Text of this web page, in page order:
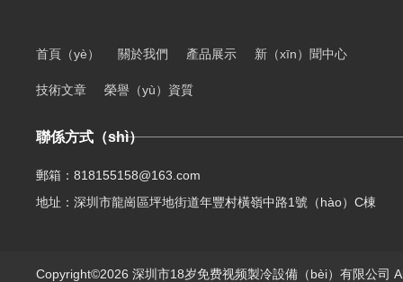
首頁（yè） 關於我們 產品展示 新（xīn）聞中心
技術文章 榮譽（yù）資質
聯係方式（shì）
郵箱：818155158@163.com
地址：深圳市龍崗區坪地街道年豐村橫嶺中路1號（hào）C棟
Copyright©2026 深圳市18岁免费视频製冷設備（bèi）有限公